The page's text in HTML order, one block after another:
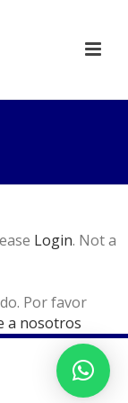
Login. Not a
Por favor
a nosotros